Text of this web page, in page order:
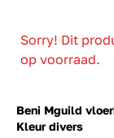
Beni Mguild
Kleur divers
Sorry! Dit
op voorraad.